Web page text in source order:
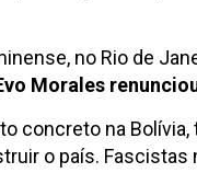
no Rio de
Morales
concreto na
o país. Fascistas